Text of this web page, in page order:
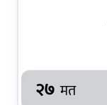
२७ मत